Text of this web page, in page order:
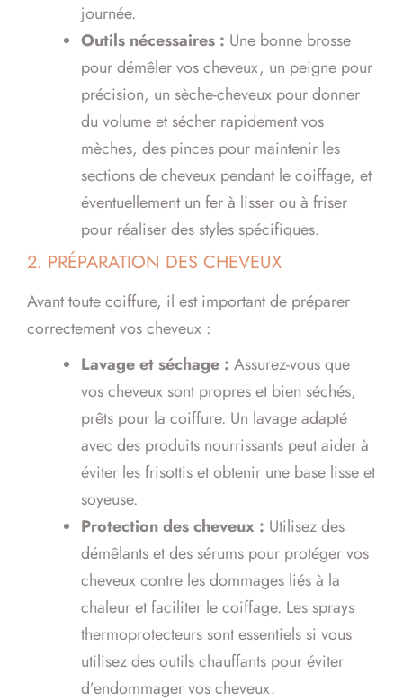
journée.
Outils nécessaires : Une bonne brosse
pour démêler vos cheveux, un peigne pour
précision, un sèche-cheveux pour donner
du volume et sécher rapidement vos
mèches, des pinces pour maintenir les
sections de cheveux pendant le coiffage, et
éventuellement un fer à lisser ou à friser
pour réaliser des styles spécifiques.
2. PRÉPARATION DES CHEVEUX
Avant toute coiffure, il est important de préparer
correctement vos cheveux :
Lavage et séchage : Assurez-vous que
vos cheveux sont propres et bien séchés,
prêts pour la coiffure. Un lavage adapté
avec des produits nourrissants peut aider à
éviter les frisottis et obtenir une base lisse et
soyeuse.
Protection des cheveux : Utilisez des
démêlants et des sérums pour protéger vos
cheveux contre les dommages liés à la
chaleur et faciliter le coiffage. Les sprays
thermoprotecteurs sont essentiels si vous
utilisez des outils chauffants pour éviter
d’endommager vos cheveux.